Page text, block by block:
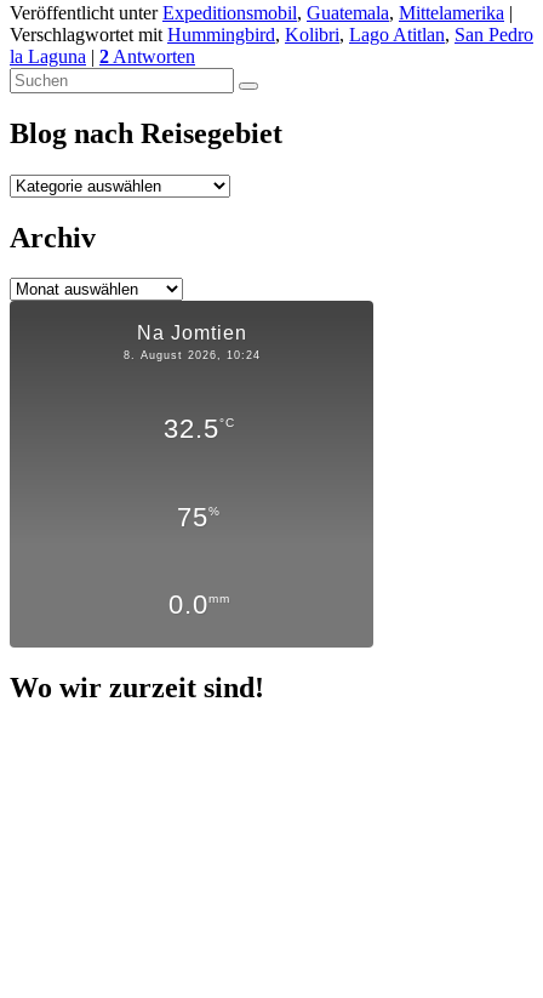
😱
zum
Veröffentlicht unter Expeditionsmobil, Guatemala, Mittelamerika |
Verschlagwortet mit Hummingbird, Kolibri, Lago Atitlan, San Pedro
la Laguna | 2 Antworten
Primärer
Seitenleisten-
Widgetbereich
Suchen
nach:
Suchen
Blog nach Reisegebiet
Blog
Reisegebiet
Archiv
Archiv
Na Jomtien
8. August 2026, 10:24
32.5°C
75%
0.0mm
Wo wir zurzeit sind!